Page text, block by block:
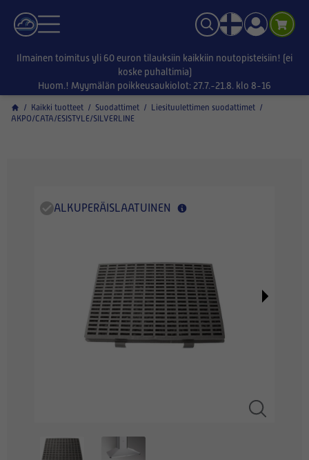
Ilmainen toimitus yli 60 euron tilauksiin kaikkiin noutopisteisiin! (ei
koske puhaltimia)
Huom.! Myymälän poikkeusaukiolot: 27.7.-21.8. klo 8-16
/ Kaikki tuotteet / Suodattimet / Liesituulettimen suodattimet /
AKPO/CATA/ESISTYLE/SILVERLINE
ALKUPERÄISLAATUINEN